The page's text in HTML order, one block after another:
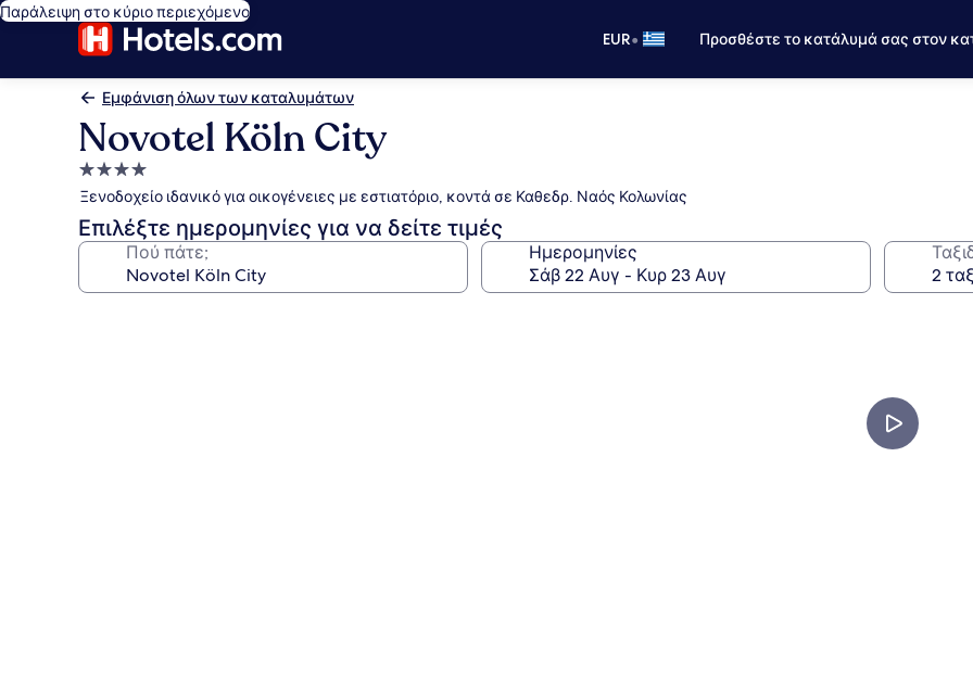
Παράλειψη στο κύριο περιεχόμενο
EUR• Προσθέστε το κατάλυμά σας στον
Εμφάνιση όλων των καταλυμάτων
Novotel Köln City
Κατάλυμα
με
4.0
αστέρια
Ξενοδοχείο ιδανικό για οικογένειες με εστιατόριο, κοντά σε Καθεδρ. Ναός Κολωνίας
Επιλέξτε ημερομηνίες για να δείτε τιμές
Πού πάτε; Ημερομηνίες